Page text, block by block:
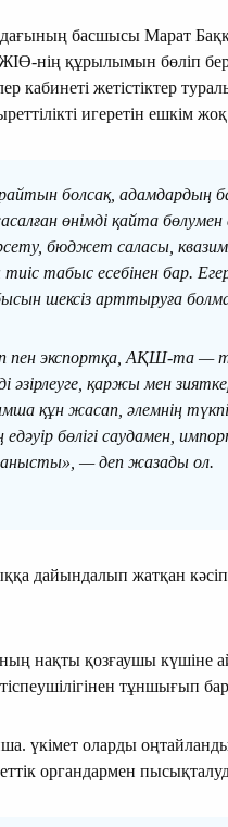
басшысы Марат
ЖІӨ-нің құрылымын бөліп
кабинеті жетістіктер
игеретін ешкім
болсақ, адамдардың
өнімді қайта
бюджет саласы,
тиіс табыс есебінен бар.
шексіз арттыруға
пен экспортқа, АҚШ-та —
қаржы мен
құн жасап, әлемнің
едәуір бөлігі саудамен,
— деп жазады ол.
дайындалып жатқан
нақты қозғаушы күшіне
тұншығып
үкімет оларды
органдармен